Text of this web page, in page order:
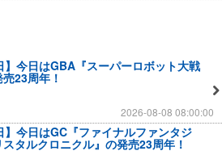
】今日はGBA『スーパーロボット大戦
23周年！
2026-08-08 08:00:00
】今日はGC『ファイナルファンタジ
タルクロニクル』の発売23周年！